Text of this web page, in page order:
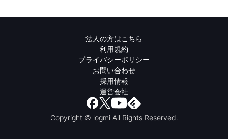
法人の方はこちら
利用規約
プライバシーポリシー
お問い合わせ
採用情報
運営会社
Copyright © logmi All Rights Reserved.